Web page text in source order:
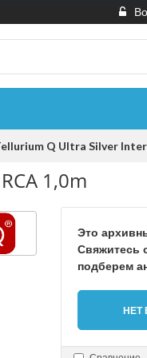
Q Ultra Silver
1,0m
Это
Свяжитесь
подберем
НЕТ